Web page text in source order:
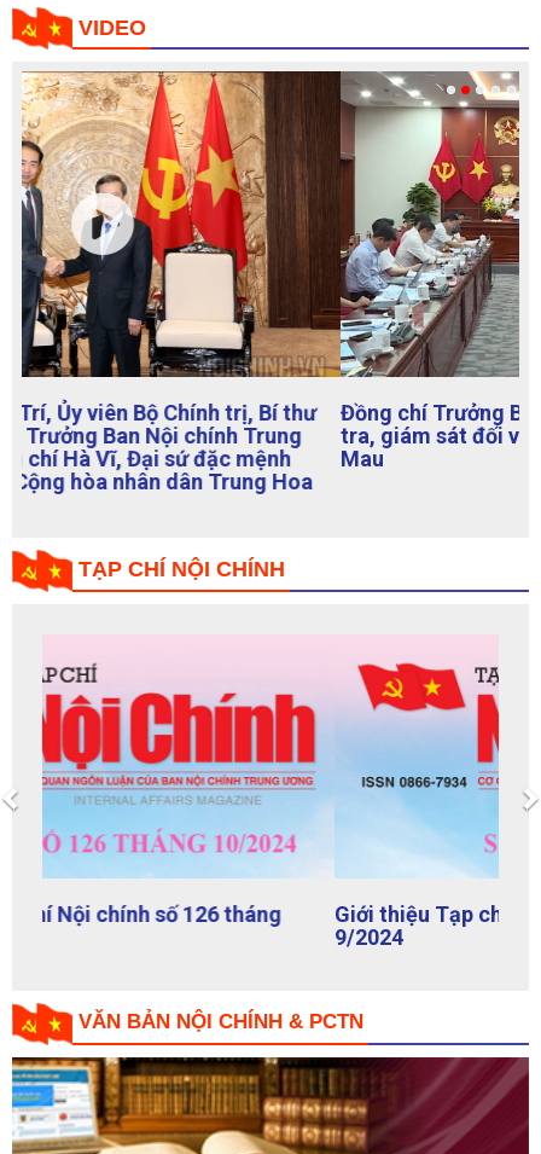
VIDEO
Đồng chí Trưởng Ban Nội chính Trung ương kiểm
tra, giám sát đối với Ban Thường vụ tỉnh ủy Cà
Mau
9/2024
Previous